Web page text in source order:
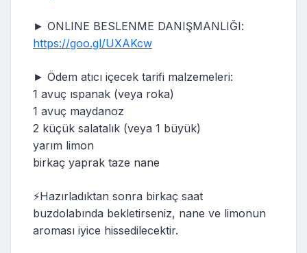
► ONLINE BESLENME DANIŞMANLIĞI:
https://goo.gl/UXAKcw
► Ödem atıcı içecek tarifi malzemeleri:
1 avuç ıspanak (veya roka)
1 avuç maydanoz
2 küçük salatalık (veya 1 büyük)
yarım limon
birkaç yaprak taze nane
⚡️Hazırladıktan sonra birkaç saat
buzdolabında bekletirseniz, nane ve limonun
aroması iyice hissedilecektir.